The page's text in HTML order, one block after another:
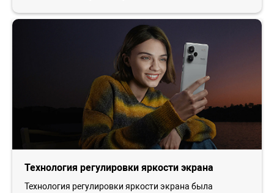
Технология регулировки яркости экрана
Технология регулировки яркости экрана была